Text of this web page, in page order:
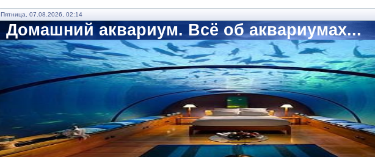
Пятница, 07.08.2026, 02:14
Домашний аквариум. Всё об аквариумах...